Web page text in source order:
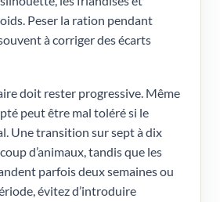
Peser la ration pendant
à corriger des écarts
doit rester progressive. Même
peut être mal toléré si le
Une transition sur sept à dix
d’animaux, tandis que les
parfois deux semaines ou
évitez d’introduire